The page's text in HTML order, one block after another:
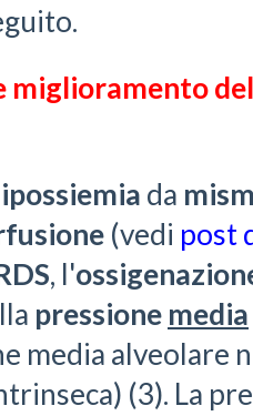
miglioramento
ipossiemia da
(vedi post
, l'
pressione media
media alveolare
(3). La